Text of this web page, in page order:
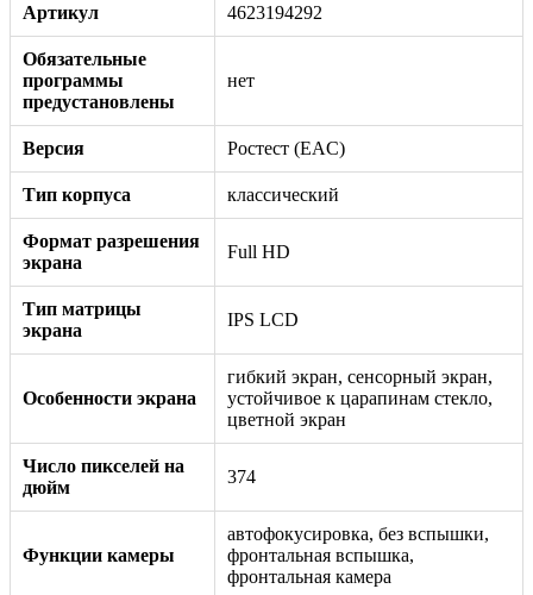
Артикул 4623194292
Обязательные
программы
предустановлены
нет
Версия Ростест (EAC)
Тип корпуса классический
Формат разрешения
экрана
Full HD
Тип матрицы
экрана
IPS LCD
Особенности экрана
гибкий экран, сенсорный экран,
устойчивое к царапинам стекло,
цветной экран
Число пикселей на
дюйм
374
Функции камеры
автофокусировка, без вспышки,
фронтальная вспышка,
фронтальная камера